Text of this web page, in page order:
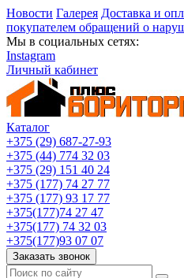
Новости Галерея Доставка и
покупателем обращений о
Мы в социальных сетях:
Instagram
Личный кабинет
Каталог
+375 (29) 687-27-93
+375 (44) 774 32 03
+375 (29) 151 40 24
+375 (177) 74 27 77
+375 (177) 93 17 77
+375(177)74 27 47
+375(177) 74 32 03
+375(177)93 07 07
Заказать звонок